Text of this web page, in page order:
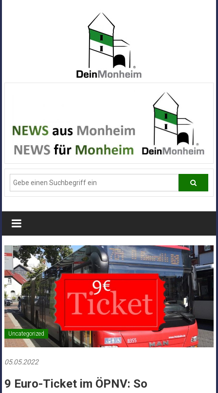
Alle
News
aus
Deiner
Stadt
Monheim
Uncategorized
05.05.2022
9 Euro-Ticket im ÖPNV: So